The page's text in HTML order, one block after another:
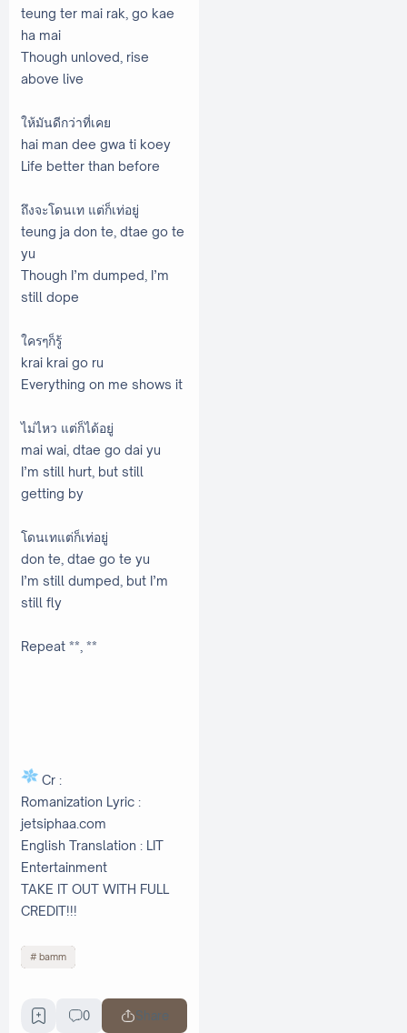
teung ter mai rak, go kae
ha mai
Though unloved, rise
above live
ให้มันดีกว่าที่เคย
hai man dee gwa ti koey
Life better than before
ถึงจะโดนเท แต่ก็เท่อยู่
teung ja don te, dtae go te
yu
Though I’m dumped, I’m
still dope
ใครๆก็รู้
krai krai go ru
Everything on me shows it
ไม่ไหว แต่ก็ได้อยู่
mai wai, dtae go dai yu
I’m still hurt, but still
getting by
โดนเทแต่ก็เท่อยู่
don te, dtae go te yu
I’m still dumped, but I’m
still fly
Repeat **, **
Cr :
Romanization Lyric :
jetsiphaa.com
English Translation : LIT
Entertainment
TAKE IT OUT WITH FULL
CREDIT!!!
bamm
0 Share